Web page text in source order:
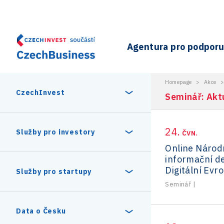
Agentura pro
CzechInvest
O nás
Interní projekty
30 let CzechInvestu
Služby pro investory
Statistika investičních projektů
Investiční pobídky a dotace
Služby pro startupy
Czechia Dealroom
Data o Česku
Homepage > Akce >
Seminář:
24. ČVN.
Online
informační
Digitální
Seminář |